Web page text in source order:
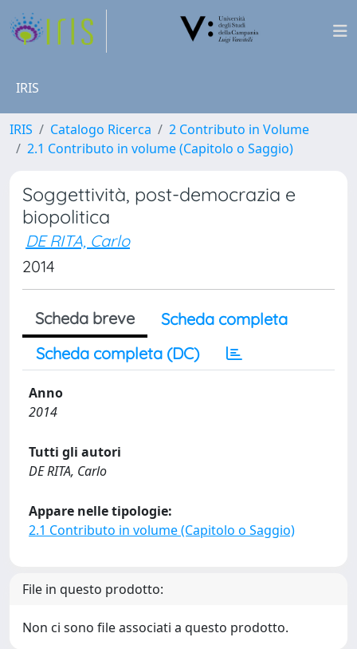
IRIS
IRIS Catalogo Ricerca
2 Contributo in Volume
2.1 Contributo in volume (Capitolo o Saggio)
Soggettività, post-democrazia e
biopolitica
DE RITA, Carlo
2014
Scheda breve
Scheda completa
Scheda completa (DC)
Anno
2014
Tutti gli autori
DE RITA, Carlo
Appare nelle tipologie:
2.1 Contributo in volume (Capitolo o Saggio)
File in questo prodotto:
Non ci sono file associati a questo prodotto.